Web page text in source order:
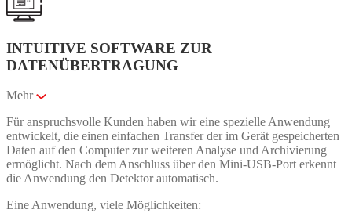
INTUITIVE SOFTWARE ZUR
DATENÜBERTRAGUNG
Mehr
Für anspruchsvolle Kunden haben wir eine spezielle Anwendung
entwickelt, die einen einfachen Transfer der im Gerät gespeicherten
Daten auf den Computer zur weiteren Analyse und Archivierung
ermöglicht. Nach dem Anschluss über den Mini-USB-Port erkennt
die Anwendung den Detektor automatisch.
Eine Anwendung, viele Möglichkeiten: